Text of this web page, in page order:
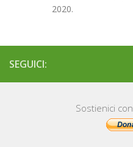
2020.
SEGUICI:
Sostienici